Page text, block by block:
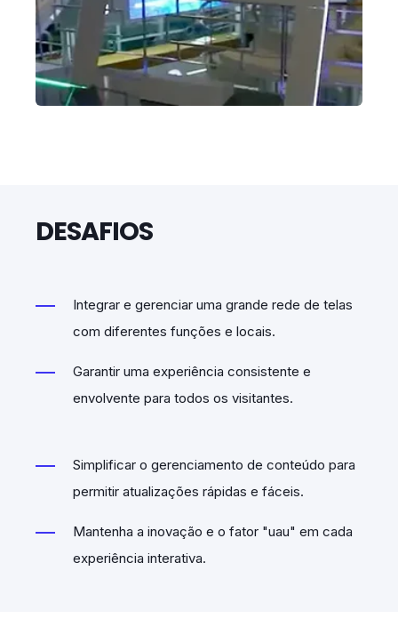
DESAFIOS
Integrar e gerenciar uma grande rede de telas
com diferentes funções e locais.
Garantir uma experiência consistente e
envolvente para todos os visitantes.
Simplificar o gerenciamento de conteúdo para
permitir atualizações rápidas e fáceis.
Mantenha a inovação e o fator "uau" em cada
experiência interativa.